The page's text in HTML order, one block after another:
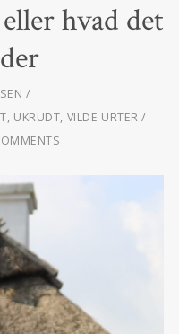
hvad det
, UKRUDT, VILDE URTER